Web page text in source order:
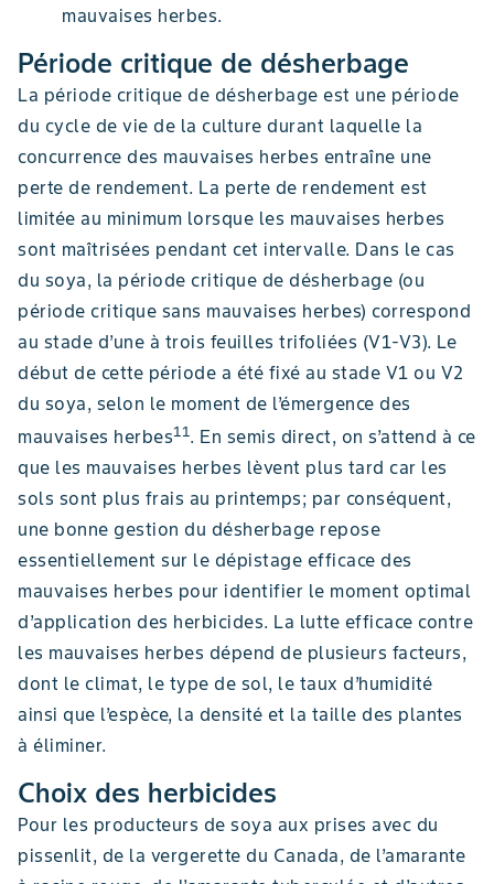
mauvaises herbes.
Période critique de désherbage
La période critique de désherbage est une période
du cycle de vie de la culture durant laquelle la
concurrence des mauvaises herbes entraîne une
perte de rendement. La perte de rendement est
limitée au minimum lorsque les mauvaises herbes
sont maîtrisées pendant cet intervalle. Dans le cas
du soya, la période critique de désherbage (ou
période critique sans mauvaises herbes) correspond
au stade d’une à trois feuilles trifoliées (V1-V3). Le
début de cette période a été fixé au stade V1 ou V2
du soya, selon le moment de l’émergence des
mauvaises herbes11. En semis direct, on s’attend à ce
que les mauvaises herbes lèvent plus tard car les
sols sont plus frais au printemps; par conséquent,
une bonne gestion du désherbage repose
essentiellement sur le dépistage efficace des
mauvaises herbes pour identifier le moment optimal
d’application des herbicides. La lutte efficace contre
les mauvaises herbes dépend de plusieurs facteurs,
dont le climat, le type de sol, le taux d’humidité
ainsi que l’espèce, la densité et la taille des plantes
à éliminer.
Choix des herbicides
Pour les producteurs de soya aux prises avec du
pissenlit, de la vergerette du Canada, de l’amarante